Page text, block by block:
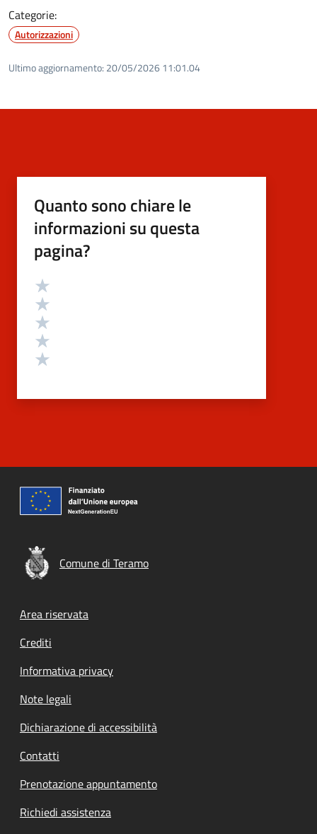
Categorie:
Autorizzazioni
Ultimo aggiornamento: 20/05/2026 11:01.04
Quanto sono chiare le
informazioni su questa
pagina?
Valutazione
Comune di Teramo
Footer menu
Area riservata
Crediti
Informativa privacy
Note legali
Dichiarazione di accessibilità
Contatti
Prenotazione appuntamento
Richiedi assistenza